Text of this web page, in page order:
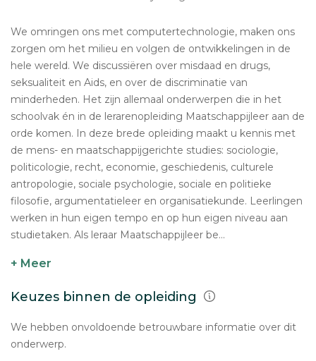
We omringen ons met computertechnologie, maken ons
zorgen om het milieu en volgen de ontwikkelingen in de
hele wereld. We discussiëren over misdaad en drugs,
seksualiteit en Aids, en over de discriminatie van
minderheden. Het zijn allemaal onderwerpen die in het
schoolvak én in de lerarenopleiding Maatschappijleer aan de
orde komen. In deze brede opleiding maakt u kennis met
de mens- en maatschappijgerichte studies: sociologie,
politicologie, recht, economie, geschiedenis, culturele
antropologie, sociale psychologie, sociale en politieke
filosofie, argumentatieleer en organisatiekunde. Leerlingen
werken in hun eigen tempo en op hun eigen niveau aan
studietaken. Als leraar Maatschappijleer be...
+ Meer
Keuzes binnen de opleiding
We hebben onvoldoende betrouwbare informatie over dit
onderwerp.